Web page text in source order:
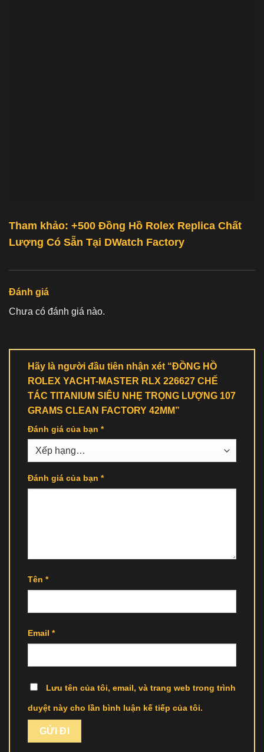
Tham khảo: +500 Đồng Hồ Rolex Replica Chất
Lượng Có Sẵn Tại DWatch Factory
Đánh giá
Chưa có đánh giá nào.
Hãy là người đầu tiên nhận xét “ĐỒNG HỒ
ROLEX YACHT-MASTER RLX 226627 CHẾ
TÁC TITANIUM SIÊU NHẸ TRỌNG LƯỢNG 107
GRAMS CLEAN FACTORY 42MM”
Đánh giá của bạn *
Đánh giá của bạn *
Tên *
Email *
Lưu tên của tôi, email, và trang web trong trình
duyệt này cho lần bình luận kế tiếp của tôi.